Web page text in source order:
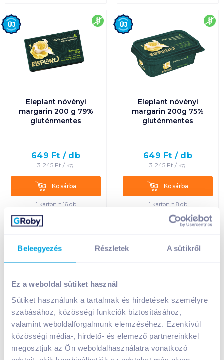
Beleegyezés Részletek A sütikről
Ez a weboldal sütiket használ
Sütiket használunk a tartalmak és hirdetések személyre
szabásához, közösségi funkciók biztosításához,
valamint weboldalforgalmunk elemzéséhez. Ezenkívül
közösségi média-, hirdető- és elemező partnereinkkel
megosztjuk az Ön weboldalhasználatra vonatkozó
gluténmentes
Eleplant növényi
margarin 200 g 79%
gluténmentes
649 Ft / db
3 245 Ft / kg
KosárbaKosárba
1 karton = 16 db
+1 karton a kosárba
Új
Eleplant növényi
margarin 200g 75%
gluténmentes
649 Ft / db
3 245 Ft / kg
KosárbaKosárba
1 karton = 8 db
+1 karton a kosárba
Új
Mizo UHT tartós tej 1 l
2,8%
Mizo UHT tartós tej 1 l
1,5% laktózmentes